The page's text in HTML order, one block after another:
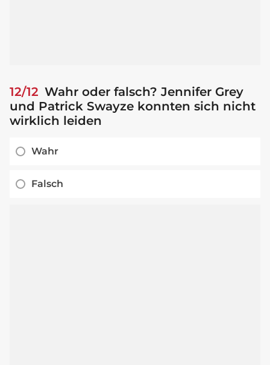
12/12 Wahr oder falsch? Jennifer Grey
und Patrick Swayze konnten sich nicht
wirklich leiden
Wahr
Falsch